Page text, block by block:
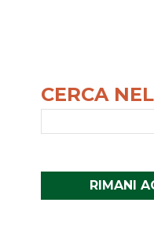
CERCA
RIMANI